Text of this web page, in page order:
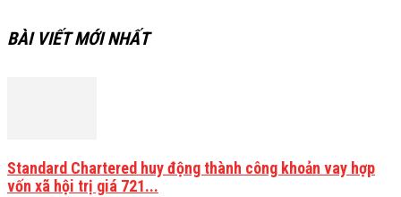
BÀI VIẾT MỚI NHẤT
Standard Chartered huy động thành công khoản vay hợp
vốn xã hội trị giá 721...